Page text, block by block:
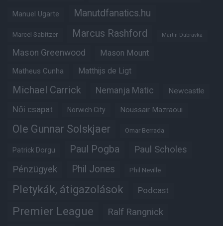
Manuel Ugarte Manutdfanatics.hu
Marcel Sabitzer Marcus Rashford Martin Dubravka
Mason Greenwood Mason Mount
Matheus Cunha Matthijs de Ligt
Michael Carrick Nemanja Matic Newcastle
Női csapat Norwich City Noussair Mazraoui
Ole Gunnar Solskjaer Omar Berrada
Patrick Dorgu Paul Pogba Paul Scholes
Pénzügyek Phil Jones Phil Neville
Pletykák, átigazolások Podcast
Premier League Ralf Rangnick